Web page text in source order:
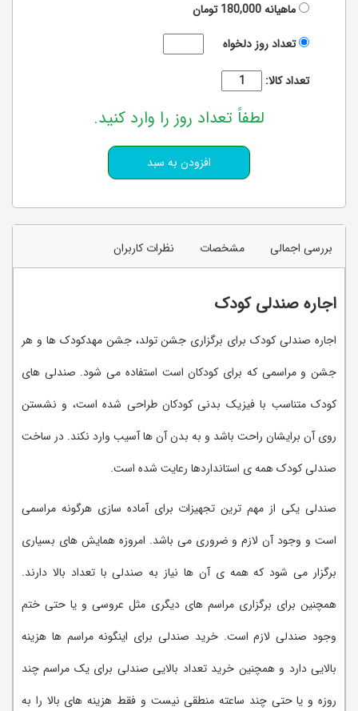
ماهیانه180,000تومان
تعداد روز دلخواه
تعداد کالا:
لطفاً تعداد روز را وارد کنید.
بررسی اجمالی مشخصات نظرات کاربران
اجاره صندلی کودک
اجاره صندلی کودک برای برگزاری جشن تولد، جشن مهدکودک ها و هر
جشن و مراسمی که برای کودکان است استفاده می شود. صندلی های
کودک متناسب با فیزیک بدنی کودکان طراحی شده است، و نشستن
روی آن برایشان راحت باشد و به بدن آن ها آسیب وارد نکند. در ساخت
صندلی کودک همه ی استانداردها رعایت شده است.
صندلی یکی از مهم ترین تجهیزات برای آماده سازی هرگونه مراسمی
است و وجود آن لازم و ضروری می باشد. امروزه همایش های بسیاری
برگزار می شود که همه ی آن ها نیاز به صندلی با تعداد بالا دارند.
همچنین برای برگزاری مراسم های دیگری مثل عروسی و یا حتی ختم
وجود صندلی لازم است. خرید صندلی برای اینگونه مراسم ها هزینه
بالایی دارد و همچنین خرید تعداد بالایی صندلی برای یک مراسم چند
روزه و یا حتی چند ساعته منطقی نیست و فقط هزینه های بالا را به